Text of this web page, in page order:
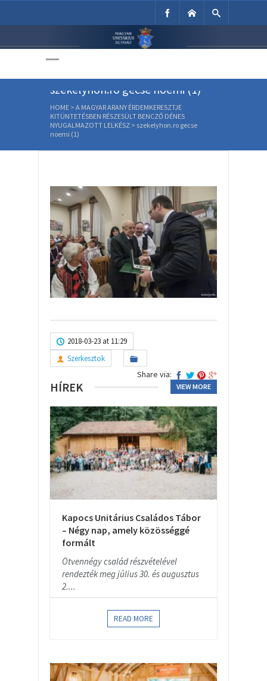
Unitárius Egyház
szekelyhon.ro gecse noemi (1)
HOME > A MAGYAR ARANY ÉRDEMKERESZTJE
KITÜNTETÉSBEN RÉSZESÜLT BENCZŐ DÉNES
NYUGALMAZOTT LELKÉSZ > szekelyhon.ro gecse
noemi (1)
2018-03-23 at 11:29
Szerkesztok
Share via:
HÍREK VIEW MORE
Kapocs Unitárius Családos Tábor
– Négy nap, amely közösséggé
formált
Ötvennégy család részvételével
rendezték meg július 30. és augusztus
2....
READ MORE